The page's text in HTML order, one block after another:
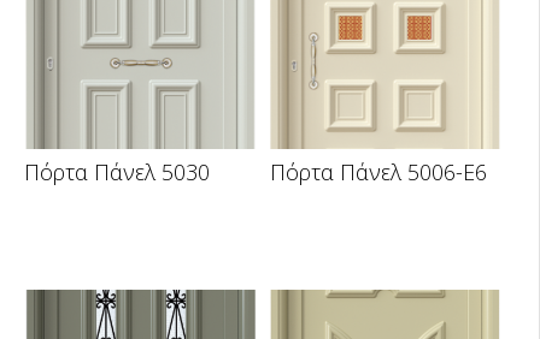
Πόρτα Πάνελ 5030 Πόρτα Πάνελ 5006-E6